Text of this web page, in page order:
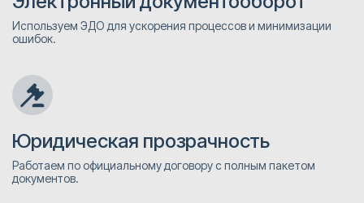
Используем ЭДО для ускорения процессов и минимизации
ошибок.
Юридическая прозрачность
Работаем по официальному договору с полным пакетом
документов.